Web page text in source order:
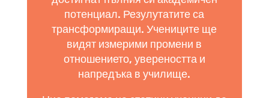
потенциал. Резулутатите са
трансформиращи. Учениците ще
видят измерими промени в
отношението, увереността и
напредъка в училище.